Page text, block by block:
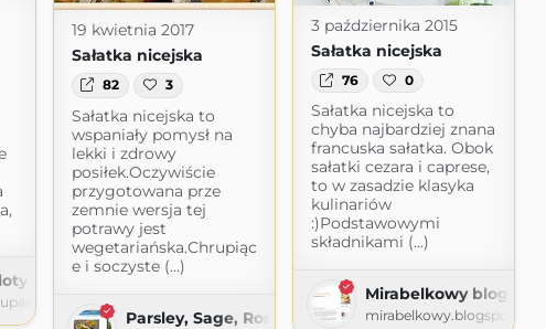
i upadki młodej mężatki
3 października 2015
Sałatka nicejska
76 0
Sałatka nicejska to
chyba najbardziej znana
francuska sałatka. Obok
sałatki cezara i caprese,
to w zasadzie klasyka
kulinariów
:)Podstawowymi
składnikami (...)
Mirabelkowy blog
19 kwietnia 2017
Sałatka nicejska
82 3
Sałatka nicejska to
wspaniały pomysł na
lekki i zdrowy
posiłek.Oczywiście
przygotowana prze
zemnie wersja tej
potrawy jest
wegetariańska.Chrupiąc
e i soczyste (...)
Parsley, Sage, Rosemary and Me